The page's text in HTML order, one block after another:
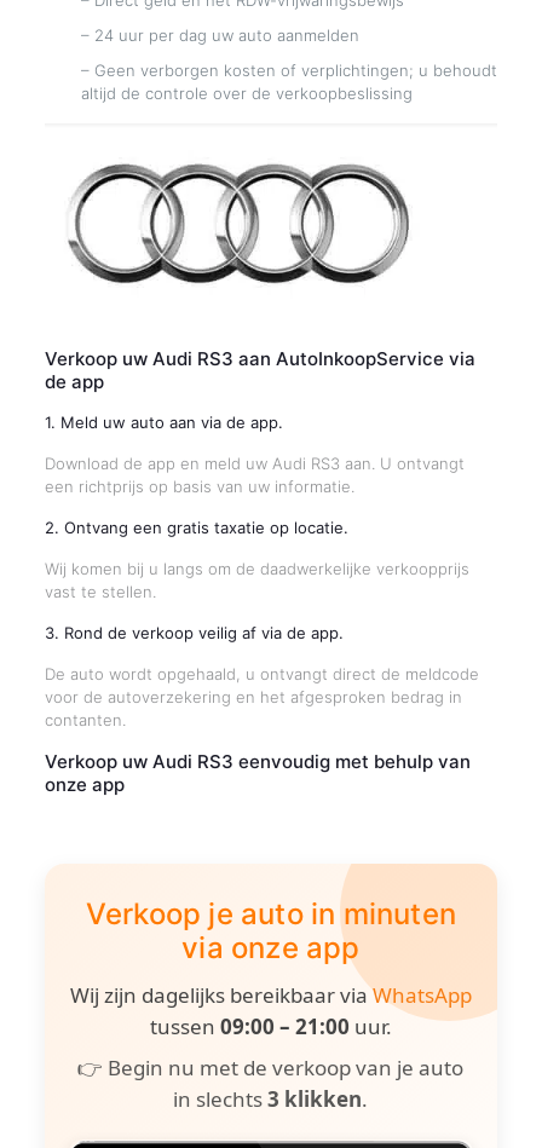
– 24 uur per dag uw auto aanmelden
– Geen verborgen kosten of verplichtingen; u behoudt
altijd de controle over de verkoopbeslissing
Verkoop uw Audi RS3 aan AutoInkoopService via
de app
1. Meld uw auto aan via de app.
Download de app en meld uw Audi RS3 aan. U ontvangt
een richtprijs op basis van uw informatie.
2. Ontvang een gratis taxatie op locatie.
Wij komen bij u langs om de daadwerkelijke verkoopprijs
vast te stellen.
3. Rond de verkoop veilig af via de app.
De auto wordt opgehaald, u ontvangt direct de meldcode
voor de autoverzekering en het afgesproken bedrag in
contanten.
Verkoop uw Audi RS3 eenvoudig met behulp van
onze app
Verkoop je auto in minuten
via onze app
Wij zijn dagelijks bereikbaar viaWhatsApp
tussen 09:00 – 21:00 uur.
👉 Begin nu met de verkoop van je auto
in slechts3 klikken.